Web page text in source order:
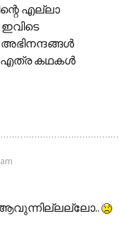
എല്ലാ
അഭിനന്ദങ്ങള്‍
എത്ര കഥകള്‍